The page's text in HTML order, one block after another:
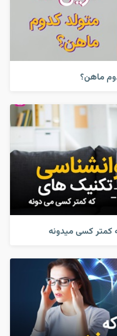
ماهن؟
کمتر کسی میدونه